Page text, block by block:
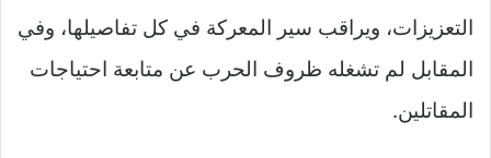
التعزيزات، ويراقب سير المعركة في كل تفاصيلها، وفي
المقابل لم تشغله ظروف الحرب عن متابعة احتياجات
المقاتلين.